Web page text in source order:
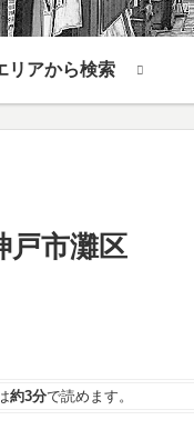
リアから検索
戸市灘区
約3分で読めます。